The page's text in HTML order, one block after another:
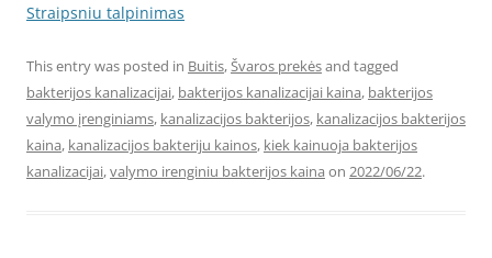
Straipsniu talpinimas
This entry was posted in Buitis,Švaros prekėsand tagged
bakterijos kanalizacijai, bakterijos kanalizacijai kaina, bakterijos
valymo įrenginiams, kanalizacijos bakterijos, kanalizacijos bakterijos
kaina, kanalizacijos bakteriju kainos, kiek kainuoja bakterijos
kanalizacijai,valymo irenginiu bakterijos kaina on 2022/06/22.